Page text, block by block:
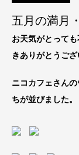
五月の満月
お天気がとって
きありがとうござ
ニコカフェさん
ちが並びました。